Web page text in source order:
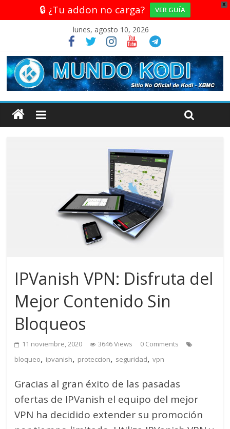
X
🔒 ¿Tu addon no carga? VER GUÍA
lunes, agosto 10, 2026
IPVanish VPN: Disfruta del
Mejor Contenido Sin
Bloqueos
11 noviembre, 2020 3646 Views
0 Comments
bloqueo, ipvanish, proteccion, seguridad,vpn
Gracias al gran éxito de las pasadas
ofertas de IPVanish el equipo del mejor
VPN ha decidido extender su promoción